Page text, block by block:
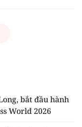
bắt đầu hành
World 2026